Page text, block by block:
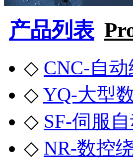
产品列表
◇ CNC-自
◇ YQ-大型
◇ SF-伺服
◇ NR-数控